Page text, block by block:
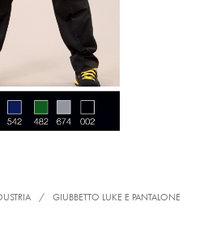
/
GIUBBETTO LUKE E PANTALONE